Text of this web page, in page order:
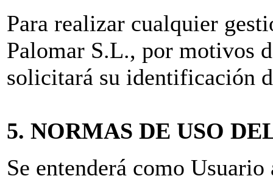
Para realizar cualquier
Palomar S.L., por motivos
solicitará su identificación
5. NORMAS DE USO
Se entenderá como